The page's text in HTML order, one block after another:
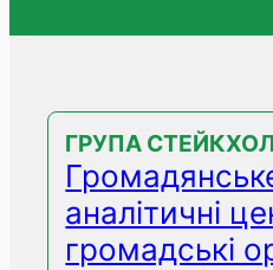
ГРУПА
аналітичні
громадські